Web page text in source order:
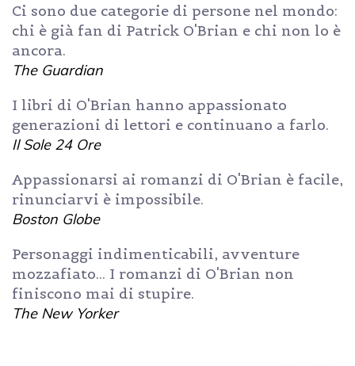
Ci sono due categorie di persone nel mondo:
chi è già fan di Patrick O'Brian e chi non lo è
ancora.
The Guardian
I libri di O'Brian hanno appassionato
generazioni di lettori e continuano a farlo.
Il Sole 24 Ore
Appassionarsi ai romanzi di O'Brian è facile,
rinunciarvi è impossibile.
Boston Globe
Personaggi indimenticabili, avventure
mozzafiato... I romanzi di O'Brian non
finiscono mai di stupire.
The New Yorker